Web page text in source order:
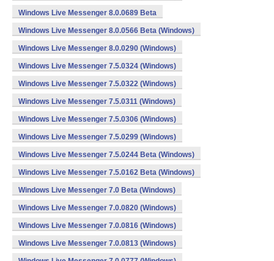
Windows Live Messenger 8.0.0689 Beta
Windows Live Messenger 8.0.0566 Beta (Windows)
Windows Live Messenger 8.0.0290 (Windows)
Windows Live Messenger 7.5.0324 (Windows)
Windows Live Messenger 7.5.0322 (Windows)
Windows Live Messenger 7.5.0311 (Windows)
Windows Live Messenger 7.5.0306 (Windows)
Windows Live Messenger 7.5.0299 (Windows)
Windows Live Messenger 7.5.0244 Beta (Windows)
Windows Live Messenger 7.5.0162 Beta (Windows)
Windows Live Messenger 7.0 Beta (Windows)
Windows Live Messenger 7.0.0820 (Windows)
Windows Live Messenger 7.0.0816 (Windows)
Windows Live Messenger 7.0.0813 (Windows)